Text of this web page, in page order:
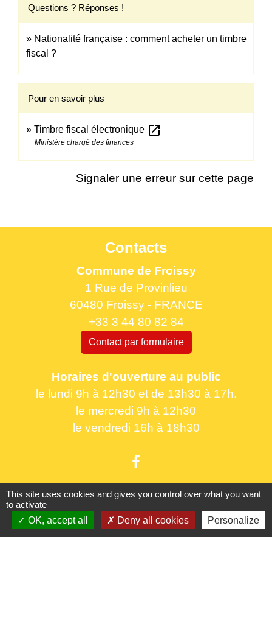
Questions ? Réponses !
Nationalité française : comment acheter un timbre
fiscal ?
Pour en savoir plus
Timbre fiscal électronique open_in_new
Ministère chargé des finances
Signaler une erreur sur cette page
Contacts
Commune de Froissy
1 Rue de Provinlieu
60480 Froissy - FRANCE
+33 3 44 80 82 84
Contact par formulaire
Horaires d'ouverture au public
le lundi 9h à 12h30 et de 13h30 à 17h.
le mercredi 9h à 12h30
le vendredi 16h à 18h30
Liens utiles
France Titres - ANTS
This site uses cookies and gives you control over what you want
to activate
OK, accept all
Deny all cookies Personalize